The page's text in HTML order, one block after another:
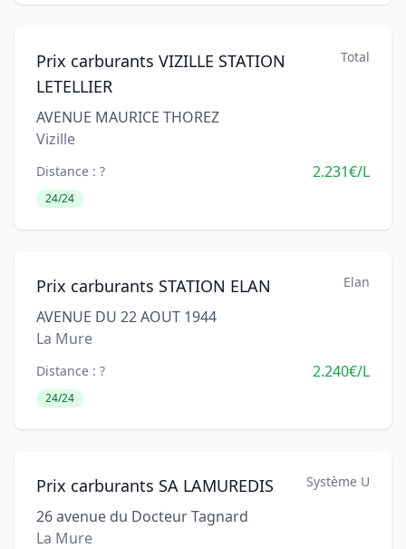
Prix carburants VIZILLE STATION
LETELLIER
Total
AVENUE MAURICE THOREZ
Vizille
Distance : ? 2.231€/L
24/24
Prix carburants STATION ELAN Elan
AVENUE DU 22 AOUT 1944
La Mure
Distance : ? 2.240€/L
24/24
Prix carburants SA LAMUREDIS Système U
26 avenue du Docteur Tagnard
La Mure